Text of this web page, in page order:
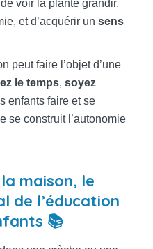
voir la plante grandir,
et d’acquérir un sens
peut faire l’objet d’une
le temps, soyez
enfants faire et se
se construit l’autonomie
maison, le
de l’éducation
📚